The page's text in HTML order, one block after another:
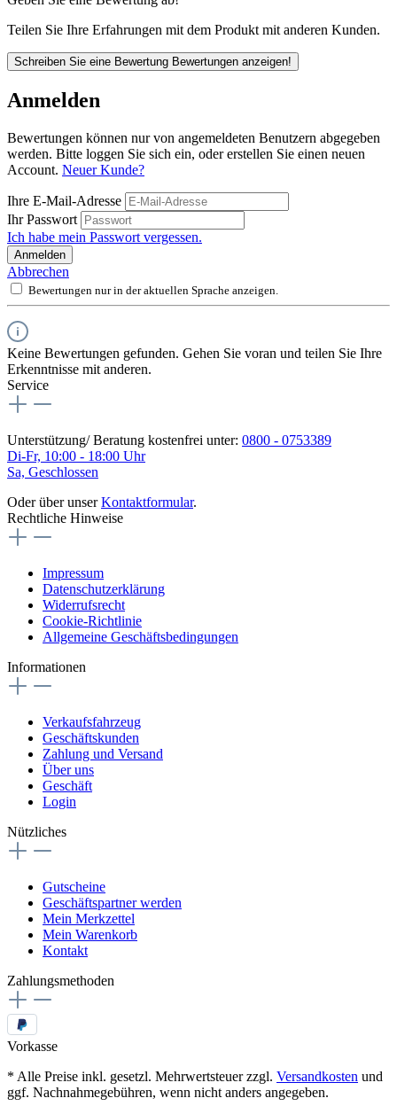
Teilen Sie Ihre Erfahrungen mit dem Produkt mit anderen Kunden.
Schreiben Sie eine Bewertung Bewertungen anzeigen!
Anmelden
Bewertungen können nur von angemeldeten Benutzern abgegeben
werden. Bitte loggen Sie sich ein, oder erstellen Sie einen neuen
Account. Neuer Kunde?
Ihre E-Mail-Adresse
Ihr Passwort
Ich habe mein Passwort vergessen.
Anmelden
Abbrechen
Bewertungen nur in der aktuellen Sprache anzeigen.
Keine Bewertungen gefunden. Gehen Sie voran und teilen Sie Ihre
Erkenntnisse mit anderen.
Service
Unterstützung/ Beratung kostenfrei unter: 0800 - 0753389
Di-Fr, 10:00 - 18:00 Uhr
Sa, Geschlossen
Oder über unserKontaktformular.
Rechtliche Hinweise
Impressum
Datenschutzerklärung
Widerrufsrecht
Cookie-Richtlinie
Allgemeine Geschäftsbedingungen
Informationen
Verkaufsfahrzeug
Geschäftskunden
Zahlung und Versand
Über uns
Geschäft
Login
Nützliches
Gutscheine
Geschäftspartner werden
Mein Merkzettel
Mein Warenkorb
Kontakt
Zahlungsmethoden
Vorkasse
* Alle Preise inkl. gesetzl. Mehrwertsteuer zzgl. Versandkosten und
ggf. Nachnahmegebühren, wenn nicht anders angegeben.